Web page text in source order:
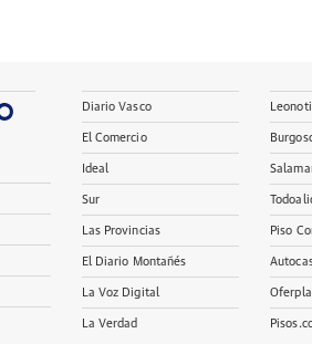
Diario Vasco
El Comercio
Ideal
Sur
Las Provincias
El Diario Montañés
La Voz Digital
La Verdad
Piso